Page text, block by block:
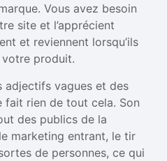
Vous avez besoin
site et l’apprécient
et reviennent lorsqu’ils
produit.
adjectifs vagues et des
fait rien de tout cela. Son
des publics de la
marketing entrant, le tir
de personnes, ce qui